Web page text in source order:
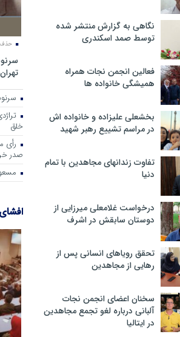
نگاهی به گزارش منتشر شده
توسط صمد اسکندری
فعالین انجمن نجات همراه
همیشگی خانواده ها
بخشعلی علیزاده و خانواده اش
در مراسم تشییع رهبر شهید
تفاوت زندانهای مجاهدین با تمام
دنیا
درخواست غلامعلی میرزایی از
دوستان سابقش در اشرف
تحقق رویاهای انسانی پس از
رهایی از مجاهدین
سخنان اعضای انجمن نجات
آلبانی درباره لغو تجمع مجاهدین
در ایتالیا
حذف
خلق
رأی
صدر